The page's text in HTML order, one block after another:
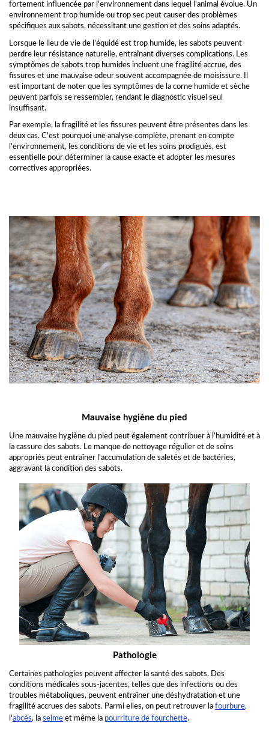
fortement influencée par l'environnement dans lequel l'animal évolue. Un
environnement trop humide ou trop sec peut causer des problèmes
spécifiques aux sabots, nécessitant une gestion et des soins adaptés.
Lorsque le lieu de vie de l’équidé est trop humide, les sabots peuvent
perdre leur résistance naturelle, entraînant diverses complications. Les
symptômes de sabots trop humides incluent une fragilité accrue, des
fissures et une mauvaise odeur souvent accompagnée de moisissure. Il
est important de noter que les symptômes de la corne humide et sèche
peuvent parfois se ressembler, rendant le diagnostic visuel seul
insuffisant.
Par exemple, la fragilité et les fissures peuvent être présentes dans les
deux cas. C'est pourquoi une analyse complète, prenant en compte
l'environnement, les conditions de vie et les soins prodigués, est
essentielle pour déterminer la cause exacte et adopter les mesures
correctives appropriées.
Mauvaise hygiène du pied
Une mauvaise hygiène du pied peut également contribuer à l’humidité et à
la cassure des sabots. Le manque de nettoyage régulier et de soins
appropriés peut entraîner l'accumulation de saletés et de bactéries,
aggravant la condition des sabots.
Pathologie
Certaines pathologies peuvent affecter la santé des sabots. Des
conditions médicales sous-jacentes, telles que des infections ou des
troubles métaboliques, peuvent entraîner une déshydratation et une
fragilité accrues des sabots. Parmi elles, on peut retrouver la fourbure,
l'abcès, la seime et même la pourriture de fourchette.